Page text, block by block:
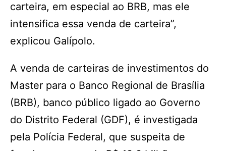
carteira, em especial ao BRB, mas ele
intensifica essa venda de carteira”,
explicou Galípolo.
A venda de carteiras de investimentos do
Master para o Banco Regional de Brasília
(BRB), banco público ligado ao Governo
do Distrito Federal (GDF), é investigada
pela Polícia Federal, que suspeita de